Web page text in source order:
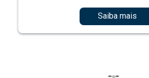
Saiba mais